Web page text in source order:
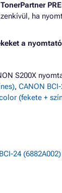
TonerPartner
ha
a
S200X
, CANON
(fekete +
24